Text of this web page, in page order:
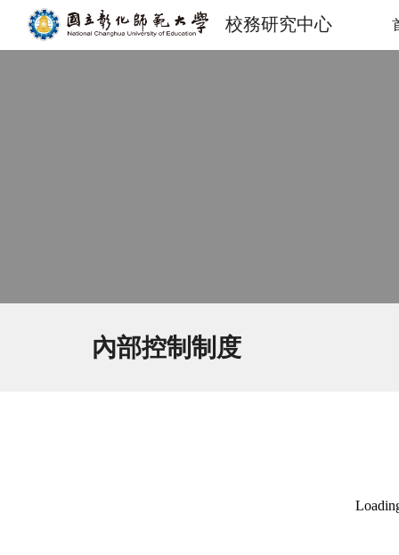
校務研究中心
內部控制制度